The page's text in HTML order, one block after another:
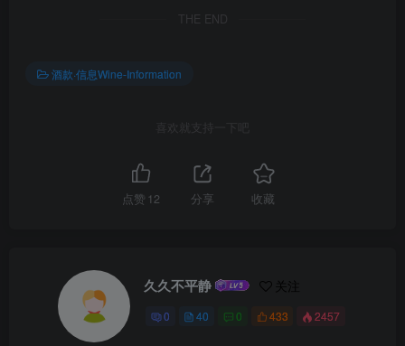
THE END
酒款·信息Wine-Information
喜欢就支持一下吧
点赞 12 分享 收藏
久久不平静 关注
0 40 0 433 2457